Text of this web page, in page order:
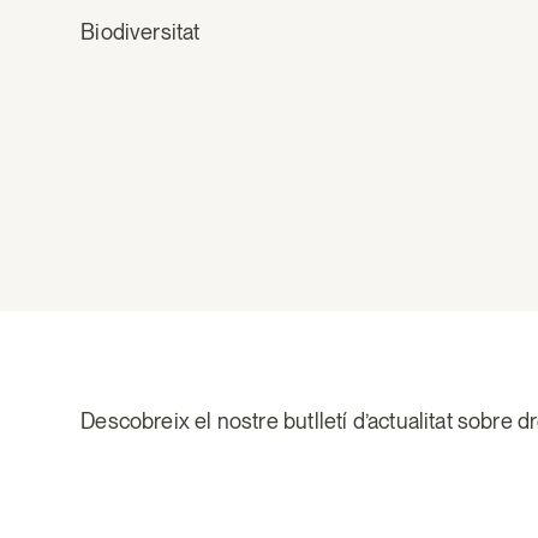
Biodiversitat
Descobreix el nostre butlletí d’actualitat sobre